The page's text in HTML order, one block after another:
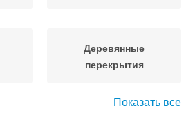
Деревянные
перекрытия
Показать все